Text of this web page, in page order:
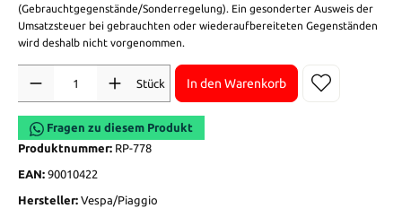
(Gebrauchtgegenstände/Sonderregelung). Ein gesonderter Ausweis der
Umsatzsteuer bei gebrauchten oder wiederaufbereiteten Gegenständen
wird deshalb nicht vorgenommen.
Stück
In den Warenkorb
Fragen zu diesem Produkt
Produktnummer: RP-778
EAN: 90010422
Hersteller: Vespa/Piaggio